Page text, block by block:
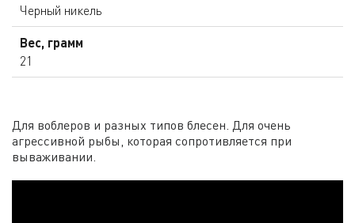
Черный никель
Вес, грамм
21
Для воблеров и разных типов блесен. Для очень
агрессивной рыбы, которая сопротивляется при
вываживании.